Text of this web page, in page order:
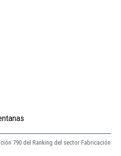
790 del Ranking del sector Fabricación